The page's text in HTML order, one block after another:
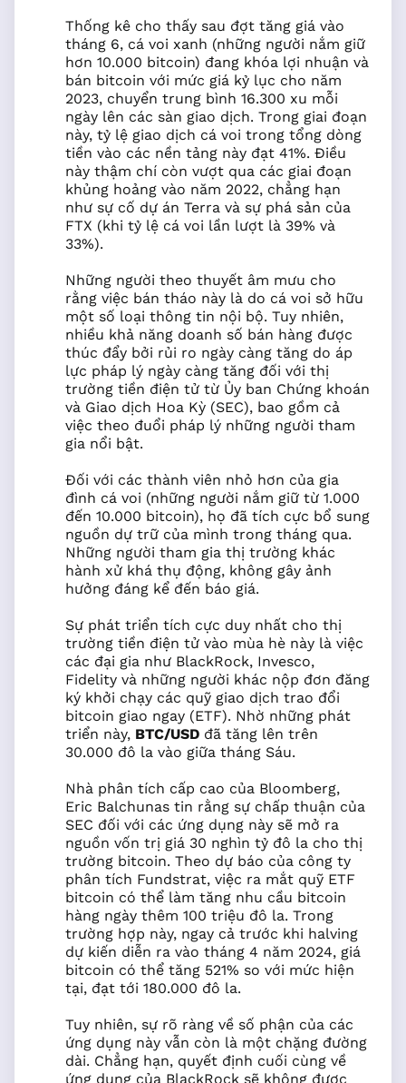
Thống kê cho thấy sau đợt tăng giá vào
tháng 6, cá voi xanh (những người nắm giữ
hơn 10.000 bitcoin) đang khóa lợi nhuận và
bán bitcoin với mức giá kỷ lục cho năm
2023, chuyển trung bình 16.300 xu mỗi
ngày lên các sàn giao dịch. Trong giai đoạn
này, tỷ lệ giao dịch cá voi trong tổng dòng
tiền vào các nền tảng này đạt 41%. Điều
này thậm chí còn vượt qua các giai đoạn
khủng hoảng vào năm 2022, chẳng hạn
như sự cố dự án Terra và sự phá sản của
FTX (khi tỷ lệ cá voi lần lượt là 39% và
33%).
Những người theo thuyết âm mưu cho
rằng việc bán tháo này là do cá voi sở hữu
một số loại thông tin nội bộ. Tuy nhiên,
nhiều khả năng doanh số bán hàng được
thúc đẩy bởi rủi ro ngày càng tăng do áp
lực pháp lý ngày càng tăng đối với thị
trường tiền điện tử từ Ủy ban Chứng khoán
và Giao dịch Hoa Kỳ (SEC), bao gồm cả
việc theo đuổi pháp lý những người tham
gia nổi bật.
Đối với các thành viên nhỏ hơn của gia
đình cá voi (những người nắm giữ từ 1.000
đến 10.000 bitcoin), họ đã tích cực bổ sung
nguồn dự trữ của mình trong tháng qua.
Những người tham gia thị trường khác
hành xử khá thụ động, không gây ảnh
hưởng đáng kể đến báo giá.
Sự phát triển tích cực duy nhất cho thị
trường tiền điện tử vào mùa hè này là việc
các đại gia như BlackRock, Invesco,
Fidelity và những người khác nộp đơn đăng
ký khởi chạy các quỹ giao dịch trao đổi
bitcoin giao ngay (ETF). Nhờ những phát
triển này, BTC/USD đã tăng lên trên
30.000 đô la vào giữa tháng Sáu.
Nhà phân tích cấp cao của Bloomberg,
Eric Balchunas tin rằng sự chấp thuận của
SEC đối với các ứng dụng này sẽ mở ra
nguồn vốn trị giá 30 nghìn tỷ đô la cho thị
trường bitcoin. Theo dự báo của công ty
phân tích Fundstrat, việc ra mắt quỹ ETF
bitcoin có thể làm tăng nhu cầu bitcoin
hàng ngày thêm 100 triệu đô la. Trong
trường hợp này, ngay cả trước khi halving
dự kiến diễn ra vào tháng 4 năm 2024, giá
bitcoin có thể tăng 521% so với mức hiện
tại, đạt tới 180.000 đô la.
Tuy nhiên, sự rõ ràng về số phận của các
ứng dụng này vẫn còn là một chặng đường
dài. Chẳng hạn, quyết định cuối cùng về
ứng dụng của BlackRock sẽ không được